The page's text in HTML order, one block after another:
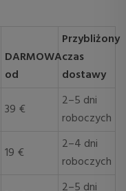
DARMOWA
od
Przybliżony
czas
dostawy
39 €
2–5 dni
roboczych
19 €
2–4 dni
roboczych